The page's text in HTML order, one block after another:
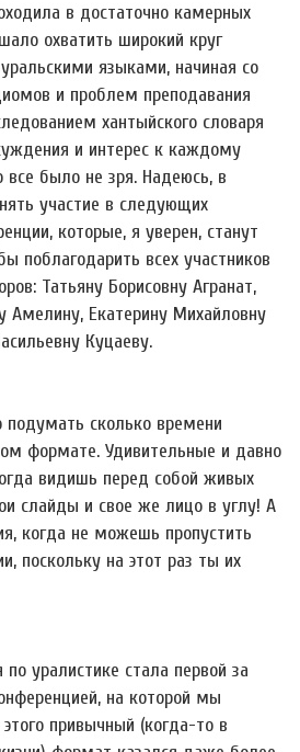
в достаточно камерных
охватить широкий круг
языками, начиная со
и проблем преподавания
хантыйского словаря
и интерес к каждому
все было не зря. Надеюсь, в
участие в следующих
которые, я уверен, станут
поблагодарить всех участников
Татьяну Борисовну Агранат,
Амелину, Екатерину Михайловну
Куцаеву.
сколько времени
формате. Удивительные и давно
видишь перед собой живых
слайды и свое же лицо в углу! А
когда не можешь пропустить
поскольку на этот раз ты их
уралистике стала первой за
на которой мы
привычный (когда-то в